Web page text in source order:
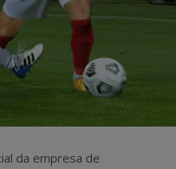
da empresa de